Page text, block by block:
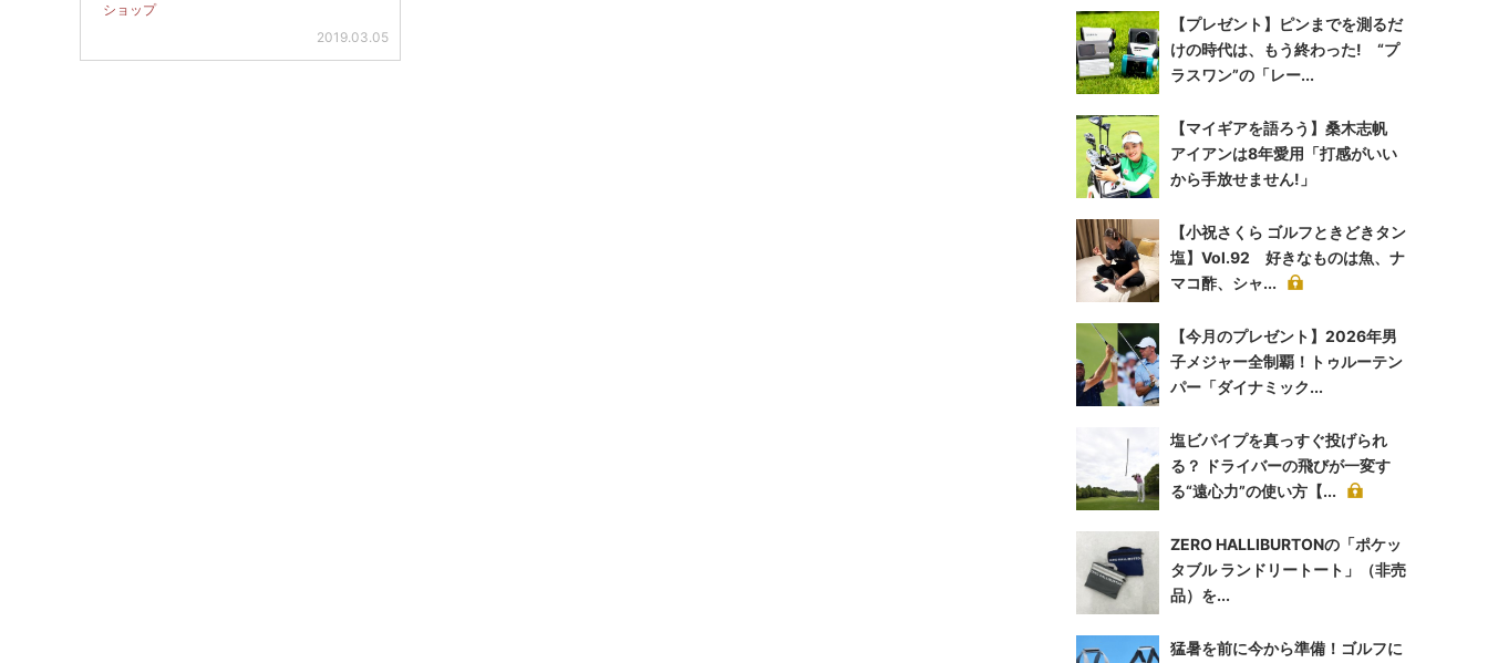
ショップ
2019.03.05
【プレゼント】ピンまでを測るだ
けの時代は、もう終わった! “プ
ラスワン”の「レー...
【マイギアを語ろう】桑木志帆
アイアンは8年愛用「打感がいい
から手放せません!」
【小祝さくら ゴルフときどきタン
塩】Vol.92 好きなものは魚、ナ
マコ酢、シャ...
【今月のプレゼント】2026年男
子メジャー全制覇！トゥルーテン
パー「ダイナミック...
塩ビパイプを真っすぐ投げられ
る？ ドライバーの飛びが一変す
る“遠心力”の使い方【...
ZERO HALLIBURTONの「ポケッ
タブル ランドリートート」（非売
品）を...
猛暑を前に今から準備！ゴルフに